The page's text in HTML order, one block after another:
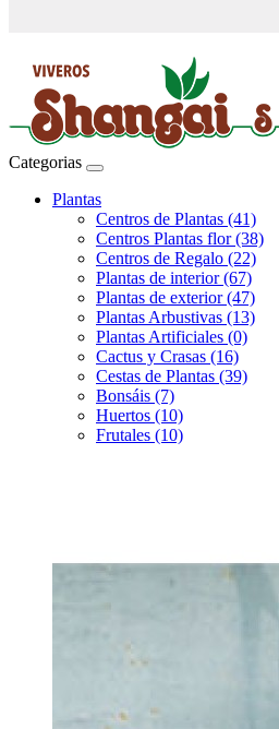
Categorias
Plantas
Centros de Plantas (41)
Centros Plantas flor (38)
Centros de Regalo (22)
Plantas de interior (67)
Plantas de exterior (47)
Plantas Arbustivas (13)
Plantas Artificiales (0)
Cactus y Crasas (16)
Cestas de Plantas (39)
Bonsáis (7)
Huertos (10)
Frutales (10)